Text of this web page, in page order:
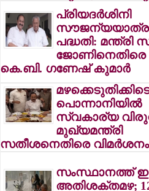
പ്രിയദര്‍ശിനി
പദ്ധതി: മന്ത്രി
ജോണിനെതിരെ
കെ.ബി. ഗണേഷ് കുമാര്‍
പൊന്നാനിയില്‍
സ്വകാര്യ
മുഖ്യമന്ത്രി
സതീശനെതിരെ വിമര്‍ശനം
സംസ്ഥാനത്ത്
അതിശക്തമഴ;